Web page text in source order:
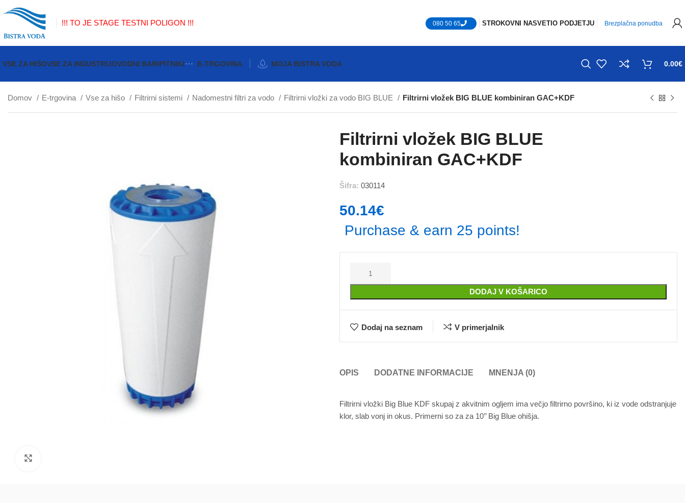
!!! TO JE STAGE TESTNI POLIGON !!! 080 50 65 STROKOVNI NASVETIO PODJETJU Brezplačna ponudba
VSE ZA HIŠOVSE ZA INDUSTRIJOVODNI BARIPITNIKI E-TRGOVINA MOJA BISTRA VODA 0.00€
Domov E-trgovina Vse za hišo Filtrirni sistemi Nadomestni filtri za vodo Filtrirni vložki za vodo BIG BLUE Filtrirni vložek BIG BLUE kombiniran GAC+KDF
Filtrirni vložek BIG BLUE
kombiniran GAC+KDF
Šifra: 030114
50.14€
Purchase & earn 25 points!
DODAJ V KOŠARICO
Dodaj na seznam V primerjalnik
OPIS DODATNE INFORMACIJE MNENJA (0)
Filtrirni vložki Big Blue KDF skupaj z akvitnim ogljem ima večjo filtrirno površino, ki iz vode odstranjuje
klor, slab vonj in okus. Primerni so za za 10’’ Big Blue ohišja.